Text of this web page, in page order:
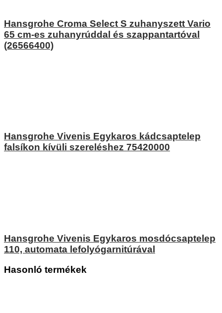
Hansgrohe Croma Select S zuhanyszett Vario
65 cm-es zuhanyrúddal és szappantartóval
(26566400)
Hansgrohe Vivenis Egykaros kádcsaptelep
falsíkon kívüli szereléshez 75420000
Hansgrohe Vivenis Egykaros mosdócsaptelep
110, automata lefolyógarnitúrával
Hasonló termékek